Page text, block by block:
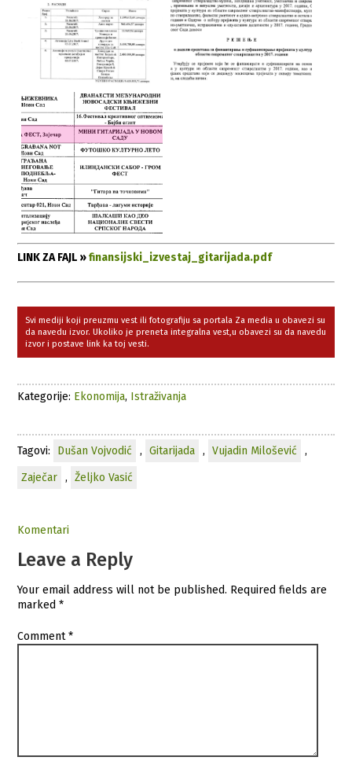
LINK ZA FAJL »finansijski_izvestaj_gitarijada.pdf
Svi mediji koji preuzmu vest ili fotografiju sa portala Za media u obavezi su
da navedu izvor. Ukoliko je preneta integralna vest,u obavezi su da navedu
izvor i postave link ka toj vesti.
Kategorije: Ekonomija, Istraživanja
Tagovi: Dušan Vojvodić , Gitarijada , Vujadin Milošević
,
Zaječar
, Željko Vasić
Komentari
Leave a Reply
Your email address will not be published. Required fields are
marked*
Comment*